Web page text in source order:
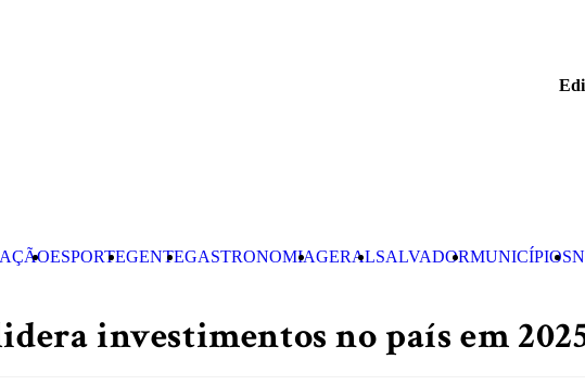
ESPORTEGENTEGASTRONOMIAGERALSALVADORMUNICÍPIOS
investimentos no país em